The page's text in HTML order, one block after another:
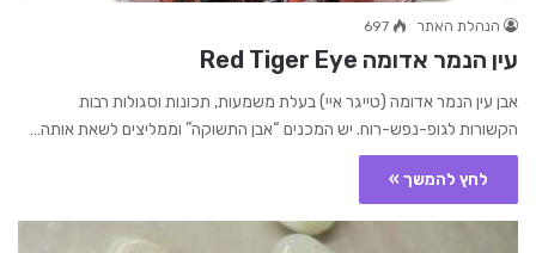
הנהלת האתר 697
עין הנמר אדומה Red Tiger Eye
אבן עין הנמר אדומה (טייגר איי) בעלת משמעות, תכונות וסגולות רבות
הקשורות לגופ-נפש-רוח. יש המכנים “אבן התשוקה” וממליצים לשאת אותה…
לחץ להמשך »